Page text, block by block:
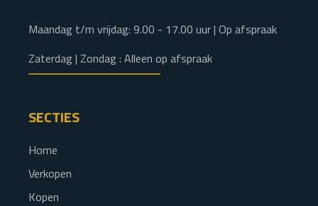
Maandag t/m vrijdag: 9.00 - 17.00 uur | Op afspraak
Zaterdag | Zondag : Alleen op afspraak
SECTIES
Home
Verkopen
Kopen